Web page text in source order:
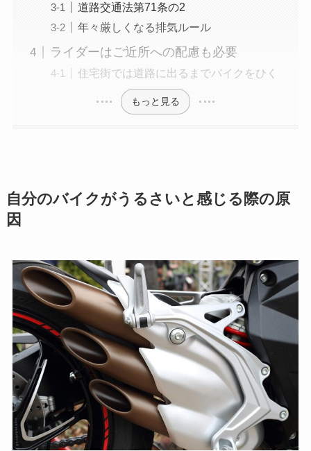
道路交通法第71条の2
年々厳しくなる排気ルール
ライダーはご近所への配慮も必要
住宅街では道路に出るまでバイクをひく
もっと見る
自分のバイクがうるさいと感じる際の原
因